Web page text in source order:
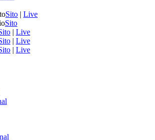
Sito | Live
Sito
| Live
| Live
| Live